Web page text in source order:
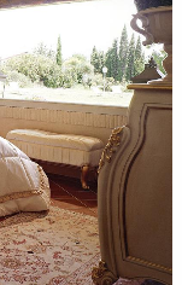
В композицию
комод,